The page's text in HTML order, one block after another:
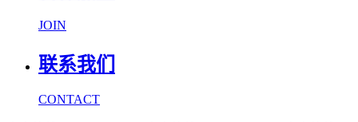
JOIN
联系我们
CONTACT